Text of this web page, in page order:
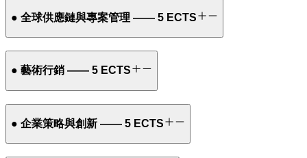
● 全球供應鏈與專案管理 —— 5 ECTS
● 藝術行銷 —— 5 ECTS
● 企業策略與創新 —— 5 ECTS